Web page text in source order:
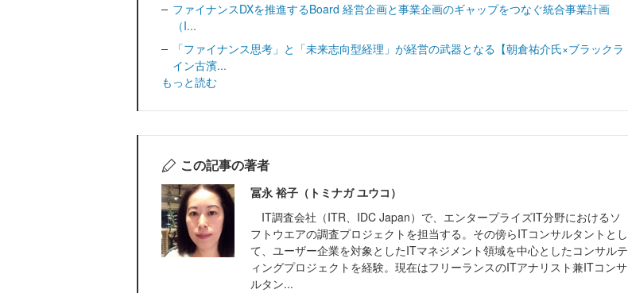
ファイナンスDXを推進するBoard 経営企画と事業企画のギャップをつなぐ統合事業計画
（I...
「ファイナンス思考」と「未来志向型経理」が経営の武器となる【朝倉祐介氏×ブラックラ
イン古濱...
もっと読む
この記事の著者
冨永 裕子（トミナガ ユウコ）
IT調査会社（ITR、IDC Japan）で、エンタープライズIT分野におけるソ
フトウエアの調査プロジェクトを担当する。その傍らITコンサルタントとし
て、ユーザー企業を対象としたITマネジメント領域を中心としたコンサルテ
ィングプロジェクトを経験。現在はフリーランスのITアナリスト兼ITコンサ
ルタン...